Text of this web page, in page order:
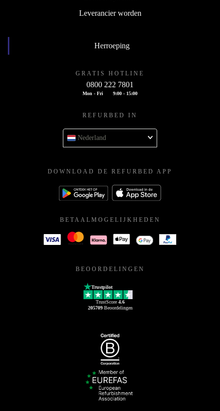
Leverancier worden
Herroeping
GRATIS HOTLINE
0800 222 7801
Mon - Fri 9:00 - 15:00
REFURBED IN
Nederland
DOWNLOAD DE REFURBED APP
BETAALMOGELIJKHEDEN
BEOORDELINGEN
Trustpilot
TrustScore 4.6
205709Beoordelingen